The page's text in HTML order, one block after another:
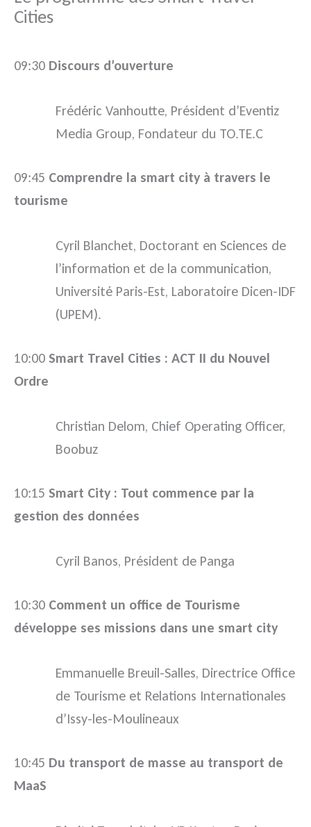
Cities
09:30 Discours d’ouverture
Frédéric Vanhoutte, Président d’Eventiz
Media Group, Fondateur du TO.TE.C
09:45 Comprendre la smart city à travers le
tourisme
Cyril Blanchet, Doctorant en Sciences de
l’information et de la communication,
Université Paris-Est, Laboratoire Dicen-IDF
(UPEM).
10:00 Smart Travel Cities : ACT II du Nouvel
Ordre
Christian Delom, Chief Operating Officer,
Boobuz
10:15 Smart City : Tout commence par la
gestion des données
Cyril Banos, Président de Panga
10:30 Comment un office de Tourisme
développe ses missions dans une smart city
Emmanuelle Breuil-Salles, Directrice Office
de Tourisme et Relations Internationales
d’Issy-les-Moulineaux
10:45 Du transport de masse au transport de
MaaS